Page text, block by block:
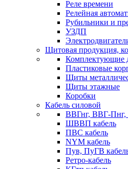
Реле времени
Релейная
Рубильники и
УЗДП
Щитовая продукция,
Комплектующие
Пластиковые
Щиты
Щиты этажные
Коробки
Кабель силовой
ВВГнг, ВВГ-Пнг,
ШВВП кабель
ПВС кабель
NYM кабель
Пув, ПуГВ
Ретро-кабель